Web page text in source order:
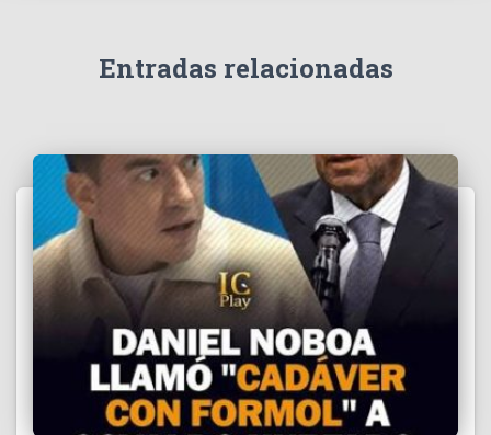
Entradas relacionadas